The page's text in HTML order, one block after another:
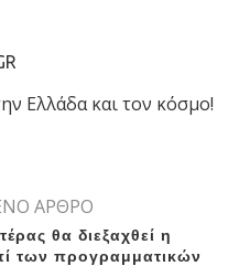
Ελλάδα και τον κόσμο!
ΑΡΘΡΟ
θα διεξαχθεί η
των προγραμματικών